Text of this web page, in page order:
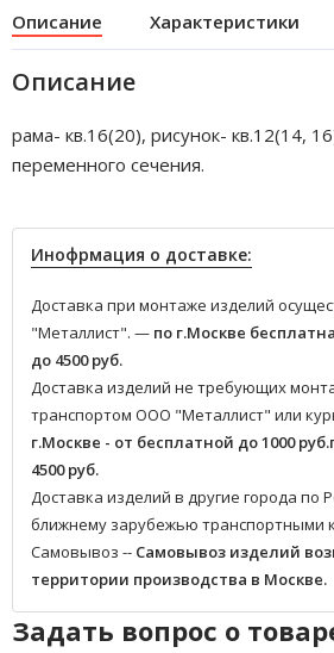
Описание Характеристики
Описание
рама- кв.16(20), рисунок- кв.12(14,
переменного сечения.
Инофрмация о доставке:
Доставка при монтаже изделий
"Металлист". — по г.Москве
до 4500 руб.
Доставка изделий не требующих
транспортом ООО "Металлист" или
г.Москве - от бесплатной до 1000 руб.
4500 руб.
Доставка изделий в другие города по
ближнему зарубежью транспортными
Самовывоз -- Самовывоз изделий
территории производства в Москве.
Задать вопрос о